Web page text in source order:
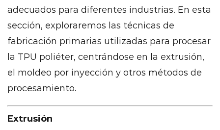
adecuados para diferentes industrias. En esta
sección, exploraremos las técnicas de
fabricación primarias utilizadas para procesar
la TPU poliéter, centrándose en la extrusión,
el moldeo por inyección y otros métodos de
procesamiento.
Extrusión